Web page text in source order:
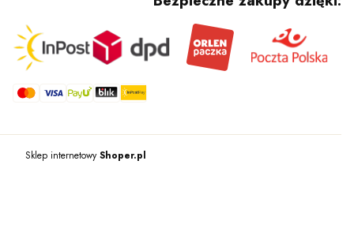
Sklep internetowyShoper.pl